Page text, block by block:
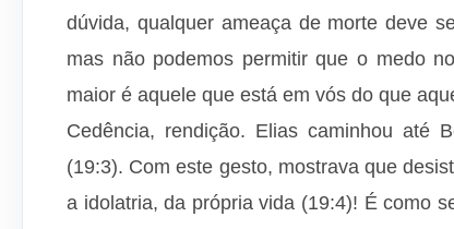
dúvida, qualquer ameaça de morte deve
mas não podemos permitir que o medo
maior é aquele que está em vós do que
Cedência, rendição. Elias caminhou até
(19:3). Com este gesto, mostrava que
a idolatria, da própria vida (19:4)! É como